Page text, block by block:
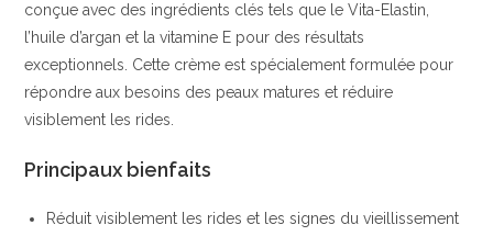
conçue avec des ingrédients clés tels que le Vita-Elastin,
l’huile d’argan et la vitamine E pour des résultats
exceptionnels. Cette crème est spécialement formulée pour
répondre aux besoins des peaux matures et réduire
visiblement les rides.
Principaux bienfaits
Réduit visiblement les rides et les signes du vieillissement